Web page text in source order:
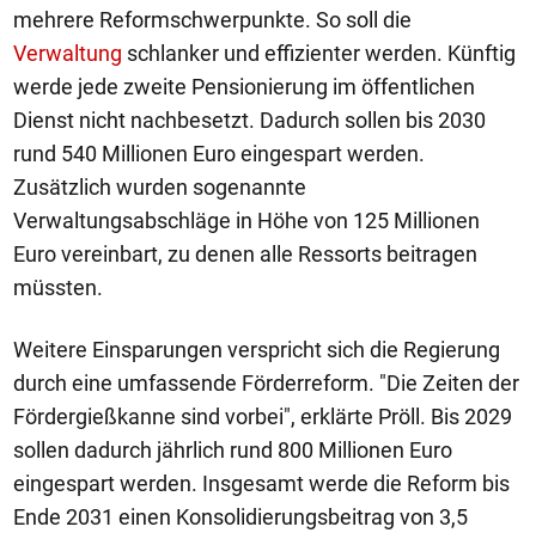
mehrere Reformschwerpunkte. So soll die
Verwaltung schlanker und effizienter werden. Künftig
werde jede zweite Pensionierung im öffentlichen
Dienst nicht nachbesetzt. Dadurch sollen bis 2030
rund 540 Millionen Euro eingespart werden.
Zusätzlich wurden sogenannte
Verwaltungsabschläge in Höhe von 125 Millionen
Euro vereinbart, zu denen alle Ressorts beitragen
müssten.
Weitere Einsparungen verspricht sich die Regierung
durch eine umfassende Förderreform. "Die Zeiten der
Fördergießkanne sind vorbei", erklärte Pröll. Bis 2029
sollen dadurch jährlich rund 800 Millionen Euro
eingespart werden. Insgesamt werde die Reform bis
Ende 2031 einen Konsolidierungsbeitrag von 3,5